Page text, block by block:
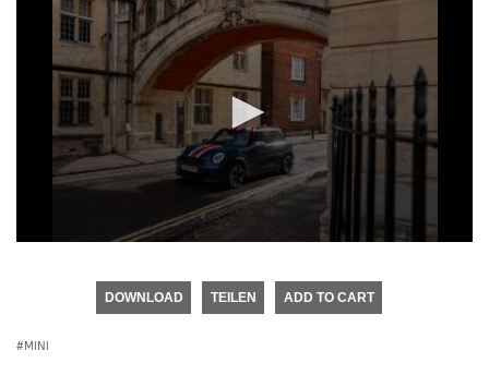
DOWNLOAD TEILEN ADD TO CART
MINI